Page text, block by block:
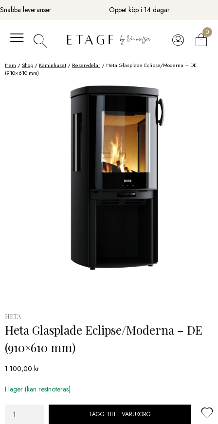
Fortsätt
till
Snabba leveranser Öppet köp i 14 dagar
0
Hem /Shop / Kaminhuset / Reservdelar / Heta Glasplade Eclipse/Moderna – DE
(910×610 mm)
HETA
Heta Glasplade Eclipse/Moderna – DE
(910×610 mm)
1 100,00 kr
I lager (kan restnoteras)
Heta
LÄGG TILL I VARUKORG